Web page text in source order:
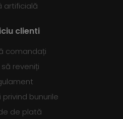
artificială
clienti
comandați
reveniți
privind bunurile
de plată